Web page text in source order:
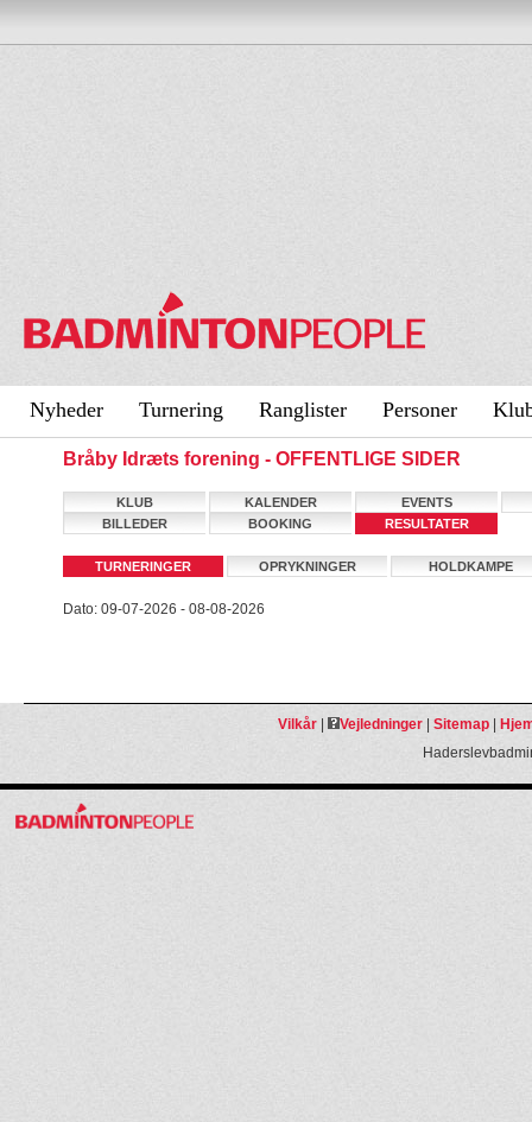
Nyheder Turnering Ranglister Personer
Bråby Idræts forening - OFFENTLIGE SIDER
KLUB KALENDER
EVENTS
BILLEDER
BOOKING RESULTATER
TURNERINGER OPRYKNINGER HOLDKAMPE
Dato: 09-07-2026 - 08-08-2026
Vilkår| Vejledninger| Sitemap|